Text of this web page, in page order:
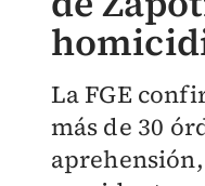
La FGE
más de 30